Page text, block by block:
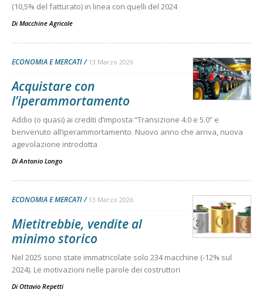
(10,5% del fatturato) in linea con quelli del 2024
Di Macchine Agricole
ECONOMIA E MERCATI 13 Marzo 2026
Acquistare con
l’iperammortamento
Addio (o quasi) ai crediti d’imposta “Transizione 4.0 e 5.0” e
benvenuto all’iperammortamento. Nuovo anno che arriva, nuova
agevolazione introdotta
Di Antonio Longo
ECONOMIA E MERCATI 13 Marzo 2026
Mietitrebbie, vendite al
minimo storico
Nel 2025 sono state immatricolate solo 234 macchine (-12% sul
2024). Le motivazioni nelle parole dei costruttori
Di Ottavio Repetti